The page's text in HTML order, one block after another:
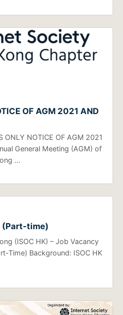
OF AGM 2021 AND
ONLY NOTICE OF AGM 2021
General Meeting (AGM) of
…
(Part-time)
(ISOC HK) – Job Vacancy
Time) Background: ISOC HK